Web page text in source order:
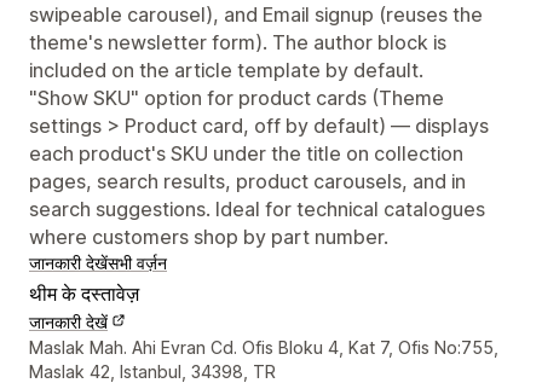
swipeable carousel), and Email signup (reuses the
theme's newsletter form). The author block is
included on the article template by default.
"Show SKU" option for product cards (Theme
settings > Product card, off by default) — displays
each product's SKU under the title on collection
pages, search results, product carousels, and in
search suggestions. Ideal for technical catalogues
where customers shop by part number.
जानकारी देखेंसभी वर्ज़न
थीम के दस्तावेज़
जानकारी देखें
डिज़ाइनर के संपर्क की जानकारी
Maslak Mah. Ahi Evran Cd. Ofis Bloku 4, Kat 7, Ofis No:755,
Maslak 42, Istanbul, 34398, TR